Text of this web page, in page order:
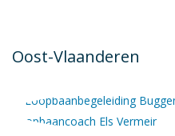
Oost-Vlaanderen